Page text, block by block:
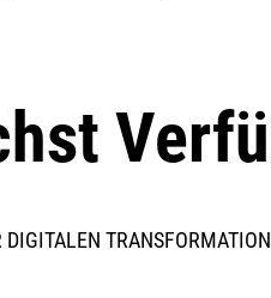
DIGITALEN